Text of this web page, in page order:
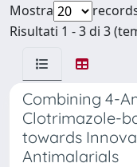
Mostra
Risultati 1 - 3 di 3
Combining 4-
Clotrimazole-
towards
Antimalarials